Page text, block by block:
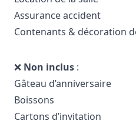
Assurance accident
Contenants & décoration
❌ Non inclus :
Gâteau d’anniversaire
Boissons
Cartons d’invitation